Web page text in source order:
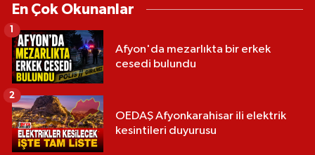
En Çok Okunanlar
Afyon'da mezarlıkta bir erkek
cesedi bulundu
1
OEDAŞ Afyonkarahisar ili elektrik
kesintileri duyurusu
2